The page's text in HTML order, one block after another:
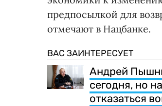
предпосылкой для
отмечают в Нацбанке.
ВАС ЗАИНТЕРЕСУЕТ
Андрей
сегодня, но
отказаться